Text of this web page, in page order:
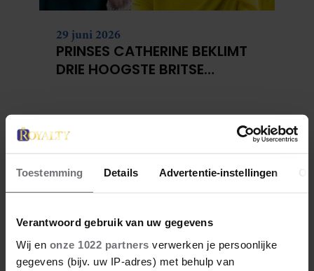
Toestemming Details Advertentie-instellingen
Verantwoord gebruik van uw gegevens
Wij en onze 1022 partners verwerken je persoonlijke
gegevens (bijv. uw IP-adres) met behulp van
29 juni 2026
PRINSES CATHERINE BEKLIMT
DRIE HOOGSTE BRITSE